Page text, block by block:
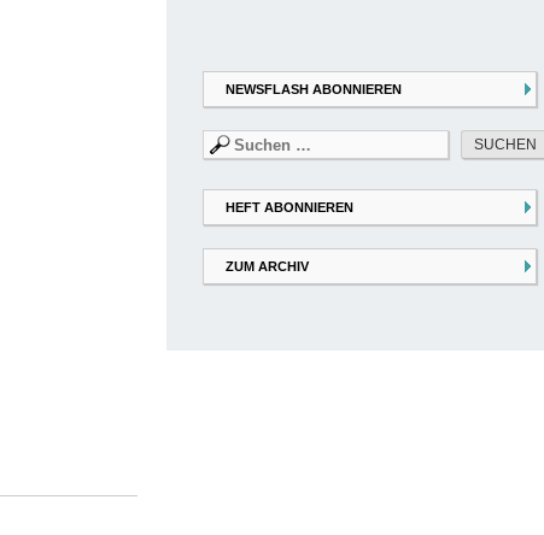
NEWSFLASH ABONNIEREN
Suchen
nach:
HEFT ABONNIEREN
ZUM ARCHIV